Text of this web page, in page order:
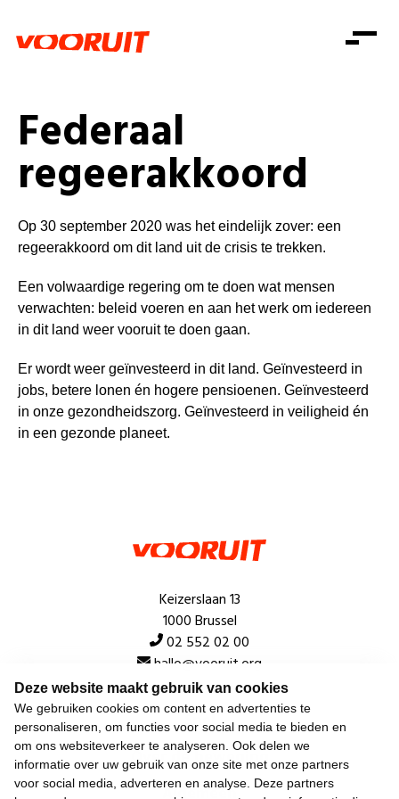
Deze website maakt gebruik van cookies
We gebruiken cookies om content en advertenties te
personaliseren, om functies voor social media te bieden en
om ons websiteverkeer te analyseren. Ook delen we
informatie over uw gebruik van onze site met onze partners
voor social media, adverteren en analyse. Deze partners
Zorg
Gelijke kansen
Welzijn
Consumentenbescherming
Pensioenen
Kinderen en jongeren
Onze mensen
Standpunten
Vacatures
Doe mee
Mis niets
Shop
Login
Login
Doe mee
Federaal
regeerakkoord
Op 30 september 2020 was het eindelijk zover: een
regeerakkoord om dit land uit de crisis te trekken.
Een volwaardige regering om te doen wat mensen
verwachten: beleid voeren en aan het werk om iedereen
in dit land weer vooruit te doen gaan.
Er wordt weer geïnvesteerd in dit land. Geïnvesteerd in
jobs, betere lonen én hogere pensioenen. Geïnvesteerd
in onze gezondheidszorg. Geïnvesteerd in veiligheid én
in een gezonde planeet.
Keizerslaan 13
1000 Brussel
02 552 02 00
hallo@vooruit.org
Snel
Over de beweging